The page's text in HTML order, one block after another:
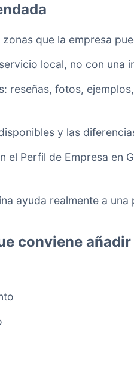
que la empresa
local, no con una
reseñas, fotos,
y las
el Perfil de Empresa en
ayuda realmente a
conviene añadir